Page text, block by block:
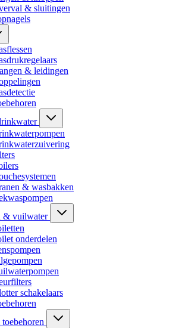
& sluitingen
& leidingen
& wasbakken
& vuilwater
onderdelen
schakelaars